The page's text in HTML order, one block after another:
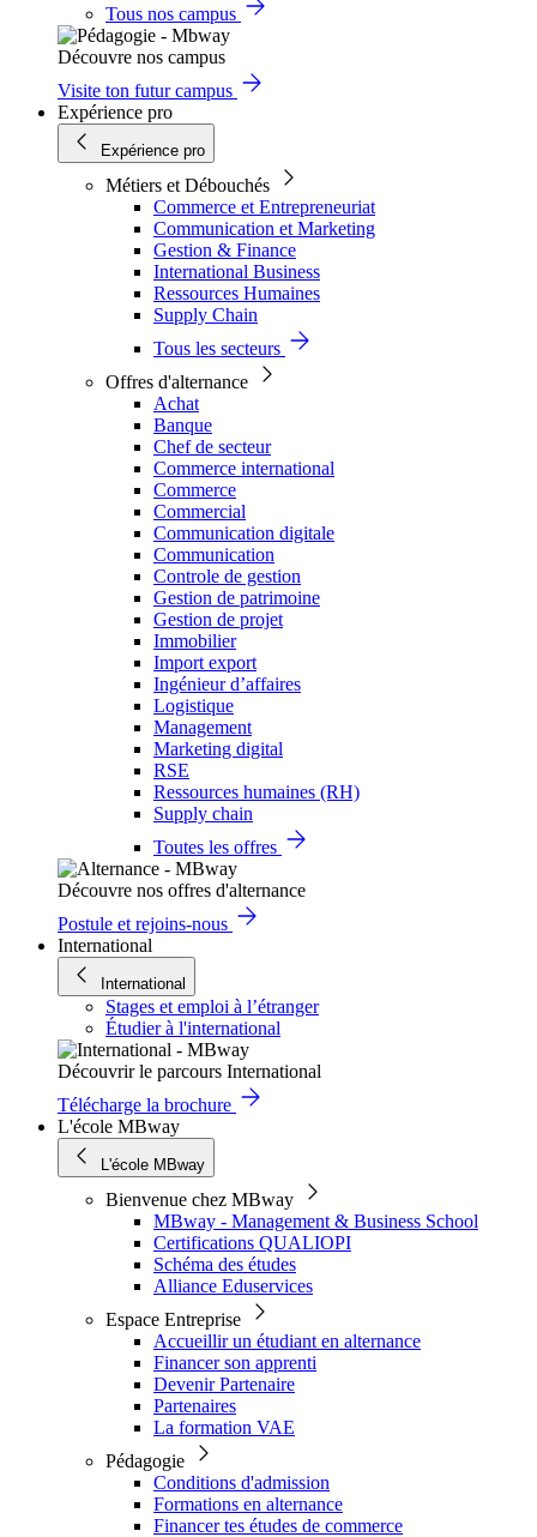
Tous nos campus
Découvre nos campus
Visite ton futur campus
Expérience pro
Expérience pro
Métiers et Débouchés
Commerce et Entrepreneuriat
Communication et Marketing
Gestion & Finance
International Business
Ressources Humaines
Supply Chain
Tous les secteurs
Offres d'alternance
Achat
Banque
Chef de secteur
Commerce international
Commerce
Commercial
Communication digitale
Communication
Controle de gestion
Gestion de patrimoine
Gestion de projet
Immobilier
Import export
Ingénieur d’affaires
Logistique
Management
Marketing digital
RSE
Ressources humaines (RH)
Supply chain
Toutes les offres
Découvre nos offres d'alternance
Postule et rejoins-nous
International
International
Stages et emploi à l’étranger
Étudier à l'international
Découvrir le parcours International
Télécharge la brochure
L'école MBway
L'école MBway
Bienvenue chez MBway
MBway - Management & Business School
Certifications QUALIOPI
Schéma des études
Alliance Eduservices
Espace Entreprise
Accueillir un étudiant en alternance
Financer son apprenti
Devenir Partenaire
Partenaires
La formation VAE
Pédagogie
Conditions d'admission
Formations en alternance
Financer tes études de commerce